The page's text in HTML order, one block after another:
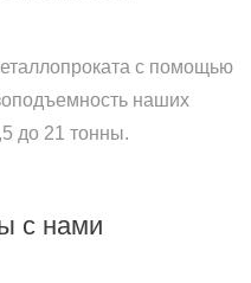
с помощью
наших
до 21 тонны.
с нами